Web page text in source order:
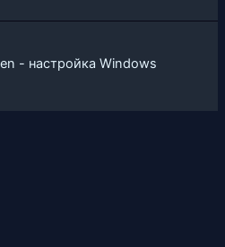
- настройка Windows